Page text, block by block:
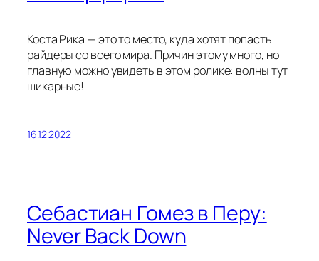
Коста Рика — это то место, куда хотят попасть
райдеры со всего мира. Причин этому много, но
главную можно увидеть в этом ролике: волны тут
шикарные!
16.12.2022
Себастиан Гомез в Перу:
Never Back Down